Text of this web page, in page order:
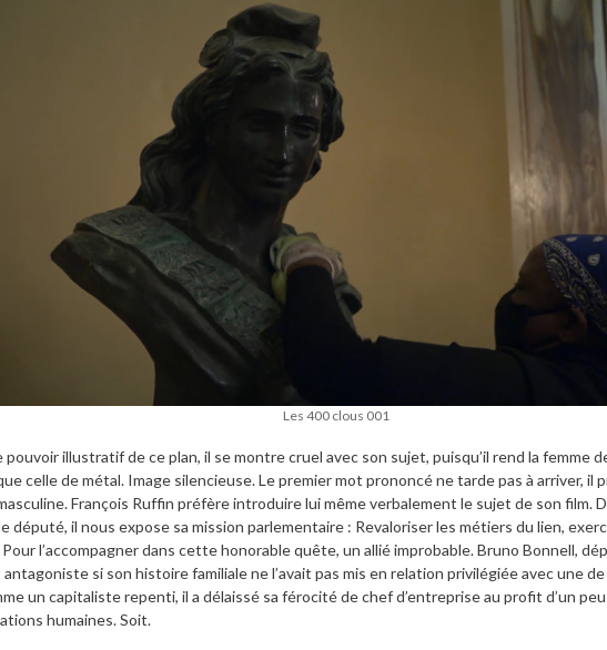
Les 400 clous 001
pouvoir illustratif de ce plan, il se montre cruel avec son sujet, puisqu’il rend la femme
celle de métal. Image silencieuse. Le premier mot prononcé ne tarde pas à arriver, il
François Ruffin préfère introduire lui même verbalement le sujet de son film.
député, il nous expose sa mission parlementaire : Revaloriser les métiers du lien,
l’accompagner dans cette honorable quête, un allié improbable. Bruno Bonnell,
si son histoire familiale ne l’avait pas mis en relation privilégiée avec une
un capitaliste repenti, il a délaissé sa férocité de chef d’entreprise au profit d’un
humaines. Soit.